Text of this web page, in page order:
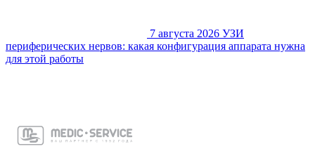
7 августа 2026 УЗИ
периферических нервов: какая конфигурация аппарата нужна
для этой работы